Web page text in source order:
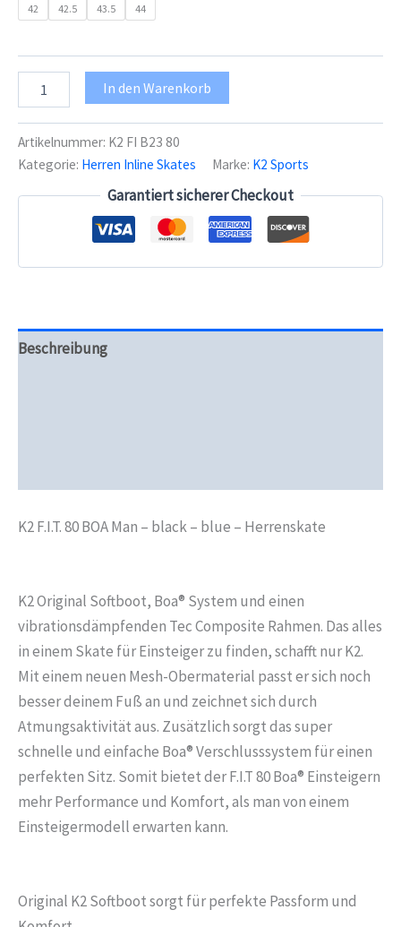
42 42.5 43.5 44
BOA
Man
-
In den Warenkorb
Artikelnummer: K2 FI B23 80
Kategorie: Herren Inline Skates Marke: K2 Sports
Garantiert sicherer Checkout
Beschreibung
K2 F.I.T. 80 BOA Man – black – blue – Herrenskate
K2 Original Softboot, Boa® System und einen
vibrationsdämpfenden Tec Composite Rahmen. Das alles
in einem Skate für Einsteiger zu finden, schafft nur K2.
Mit einem neuen Mesh-Obermaterial passt er sich noch
besser deinem Fuß an und zeichnet sich durch
Atmungsaktivität aus. Zusätzlich sorgt das super
schnelle und einfache Boa® Verschlusssystem für einen
perfekten Sitz. Somit bietet der F.I.T 80 Boa® Einsteigern
mehr Performance und Komfort, als man von einem
Einsteigermodell erwarten kann.
Original K2 Softboot sorgt für perfekte Passform und